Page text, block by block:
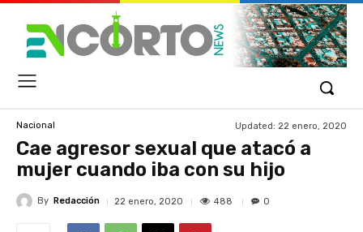
Nacional Updated: 22 enero, 2020
Cae agresor sexual que atacó a
mujer cuando iba con su hijo
By Redacción 22 enero, 2020 488 0